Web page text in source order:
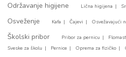
Održavanje higijene Lična higijena
Osveženje Kafa Čajevi Osvežavajući
Školski pribor Pribor za pernicu
Sveske za školu
Pernice Oprema za fizičko